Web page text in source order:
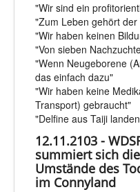
"Wir sind ein
"Zum Leben gehört der
"Wir haben keinen
"Von sieben
"Wenn Neugeborene
das einfach dazu"
"Wir haben keine
Transport) gebraucht"
"Delfine aus Taiji
12.11.2103 -
summiert sich
Umstände des
im Connyland